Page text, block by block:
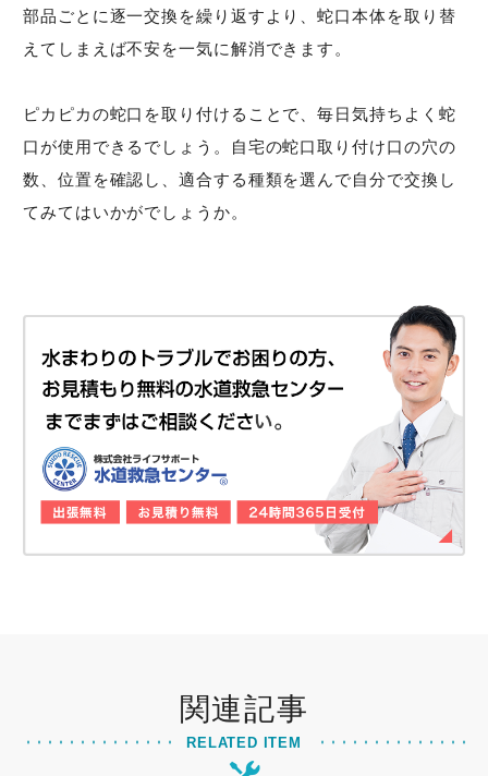
部品ごとに逐一交換を繰り返すより、蛇口本体を取り替
えてしまえば不安を一気に解消できます。
ピカピカの蛇口を取り付けることで、毎日気持ちよく蛇
口が使用できるでしょう。自宅の蛇口取り付け口の穴の
数、位置を確認し、適合する種類を選んで自分で交換し
てみてはいかがでしょうか。
関連記事
RELATED ITEM